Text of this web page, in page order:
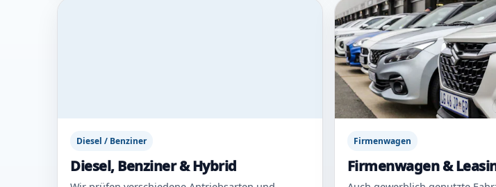
Diesel / Benziner
Diesel, Benziner & Hybrid
Firmenwagen
Firmenwagen &